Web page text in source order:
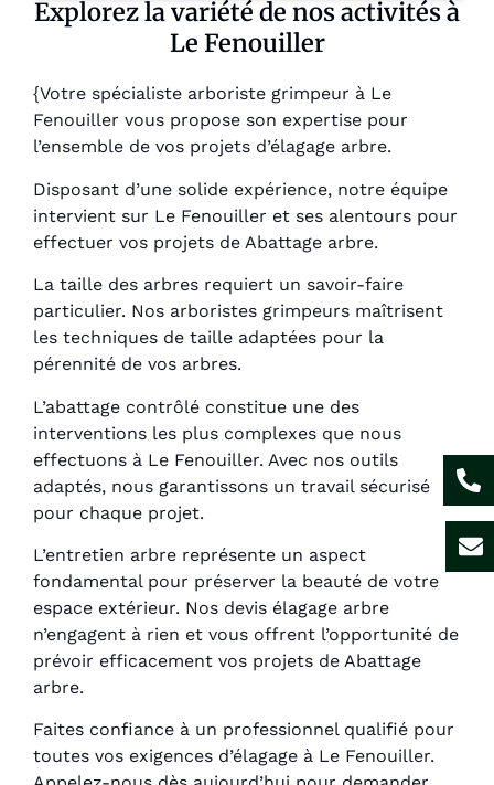
Explorez la variété de nos activités à
Le Fenouiller
{Votre spécialiste arboriste grimpeur à Le
Fenouiller vous propose son expertise pour
l’ensemble de vos projets d’élagage arbre.
Disposant d’une solide expérience, notre équipe
intervient sur Le Fenouiller et ses alentours pour
effectuer vos projets de Abattage arbre.
La taille des arbres requiert un savoir-faire
particulier. Nos arboristes grimpeurs maîtrisent
les techniques de taille adaptées pour la
pérennité de vos arbres.
L’abattage contrôlé constitue une des
interventions les plus complexes que nous
effectuons à Le Fenouiller. Avec nos outils
adaptés, nous garantissons un travail sécurisé
pour chaque projet.
L’entretien arbre représente un aspect
fondamental pour préserver la beauté de votre
espace extérieur. Nos devis élagage arbre
n’engagent à rien et vous offrent l’opportunité de
prévoir efficacement vos projets de Abattage
arbre.
Faites confiance à un professionnel qualifié pour
toutes vos exigences d’élagage à Le Fenouiller.